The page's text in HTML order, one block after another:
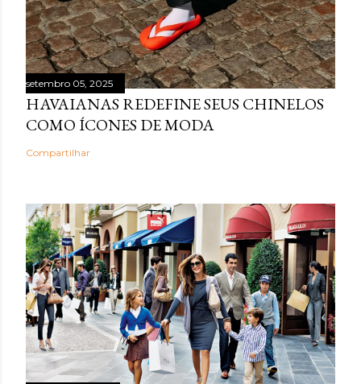
setembro 05, 2025
HAVAIANAS REDEFINE SEUS CHINELOS
COMO ÍCONES DE MODA
Compartilhar